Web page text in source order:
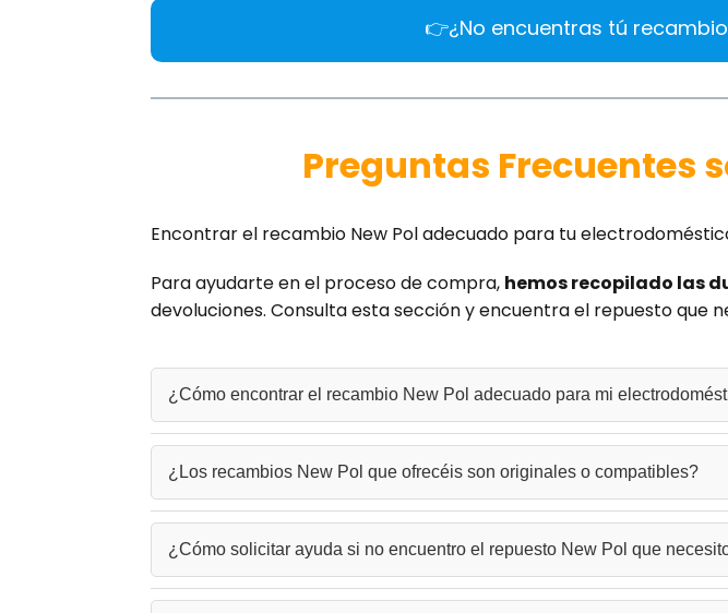
👉¿No encuentras tú
Preguntas Frecuentes
Encontrar el recambio New Pol adecuado para tu
Para ayudarte en el proceso de compra, hemos recopilado las
devoluciones. Consulta esta sección y encuentra el repuesto que
¿Cómo encontrar el recambio New Pol adecuado para mi
tienes dudas, contacta con nuestro equipo y te ayudaremos a identificar la pieza
¿Los recambios New Pol que ofrecéis son originales o compatibles?
óptimo rendimiento y prolongar la vida útil de tu electrodoméstico.
¿Cómo solicitar ayuda si no encuentro el repuesto New Pol que